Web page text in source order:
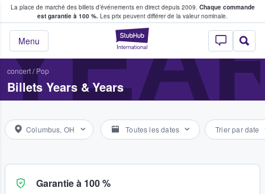
La place de marché des billets d’événements en direct depuis 2009. Chaque commande
est garantie à 100 %. Les prix peuvent différer de la valeur nominale.
StubHub - Où
Menu
fans achètent et vendent des billets
concert/ Pop
Billets Years & Years
Columbus, OH Toutes les dates Trier par date
Garantie à 100 %